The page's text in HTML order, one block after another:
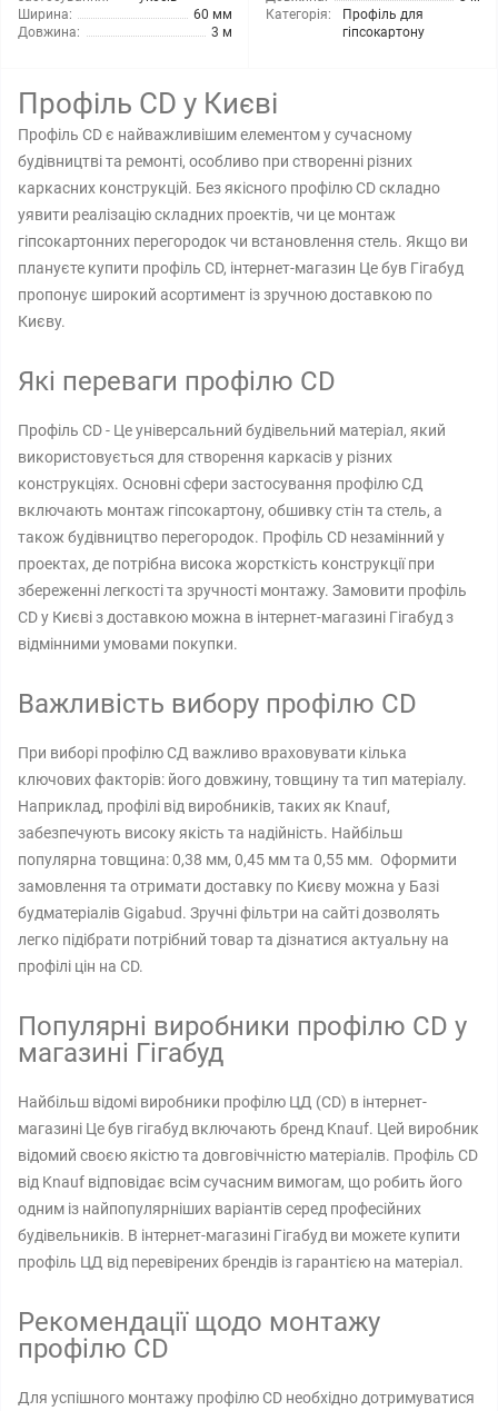
Ширина:
60 мм
Довжина:
3 м
Категорія:
Профіль для
гіпсокартону
Профіль CD у Києві
Профіль CD є найважливішим елементом у сучасному
будівництві та ремонті, особливо при створенні різних
каркасних конструкцій. Без якісного профілю CD складно
уявити реалізацію складних проектів, чи це монтаж
гіпсокартонних перегородок чи встановлення стель. Якщо ви
плануєте купити профіль CD, інтернет-магазин Це був Гігабуд
пропонує широкий асортимент із зручною доставкою по
Києву.
Які переваги профілю CD
Профіль CD - Це універсальний будівельний матеріал, який
використовується для створення каркасів у різних
конструкціях. Основні сфери застосування профілю СД
включають монтаж гіпсокартону, обшивку стін та стель, а
також будівництво перегородок. Профіль CD незамінний у
проектах, де потрібна висока жорсткість конструкції при
збереженні легкості та зручності монтажу. Замовити профіль
CD у Києві з доставкою можна в інтернет-магазині Гігабуд з
відмінними умовами покупки.
Важливість вибору профілю CD
При виборі профілю СД важливо враховувати кілька
ключових факторів: його довжину, товщину та тип матеріалу.
Наприклад, профілі від виробників, таких як Knauf,
забезпечують високу якість та надійність. Найбільш
популярна товщина: 0,38 мм, 0,45 мм та 0,55 мм. Оформити
замовлення та отримати доставку по Києву можна у Базі
будматеріалів Gigabud. Зручні фільтри на сайті дозволять
легко підібрати потрібний товар та дізнатися актуальну на
профілі цін на CD.
Популярні виробники профілю CD у
магазині Гігабуд
Найбільш відомі виробники профілю ЦД (CD) в інтернет-
магазині Це був гігабуд включають бренд Knauf. Цей виробник
відомий своєю якістю та довговічністю матеріалів. Профіль CD
від Knauf відповідає всім сучасним вимогам, що робить його
одним із найпопулярніших варіантів серед професійних
будівельників. В інтернет-магазині Гігабуд ви можете купити
профіль ЦД від перевірених брендів із гарантією на матеріал.
Рекомендації щодо монтажу
профілю CD
Для успішного монтажу профілю CD необхідно дотримуватися